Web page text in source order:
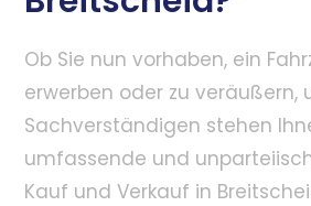
Ob Sie nun vorhaben, ein
erwerben oder zu veräußern,
Sachverständigen stehen
umfassende und
Kauf und Verkauf in